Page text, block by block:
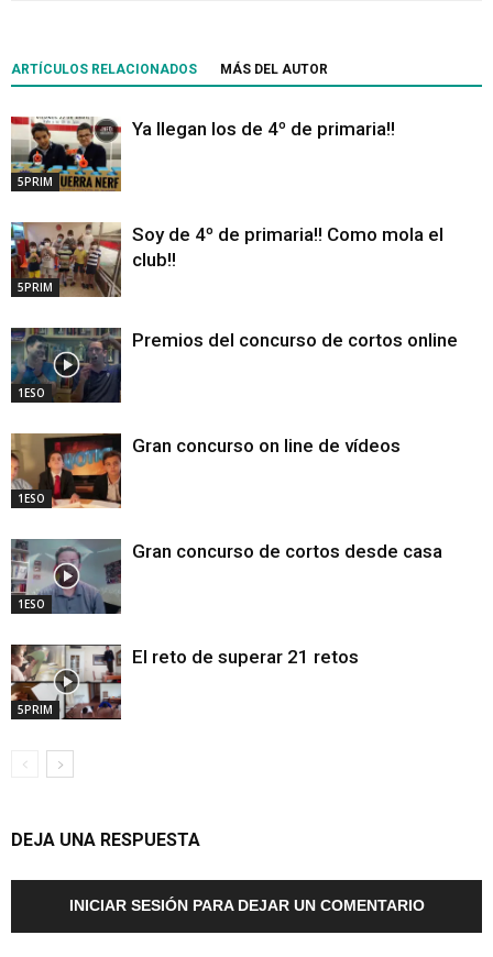
ARTÍCULOS RELACIONADOS MÁS DEL AUTOR
5PRIM
Ya llegan los de 4º de primaria!!
5PRIM
Soy de 4º de primaria!! Como mola el
club!!
1ESO
Premios del concurso de cortos online
1ESO
Gran concurso on line de vídeos
1ESO
Gran concurso de cortos desde casa
5PRIM
El reto de superar 21 retos
DEJA UNA RESPUESTA
INICIAR SESIÓN PARA DEJAR UN COMENTARIO